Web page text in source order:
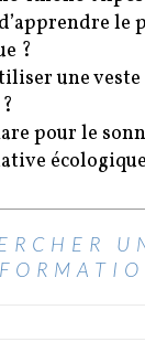
le
?
une veste
pour le